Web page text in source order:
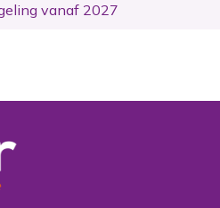
vanaf 2027